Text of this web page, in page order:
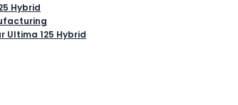
Hybrid
Ultima 125 Hybrid